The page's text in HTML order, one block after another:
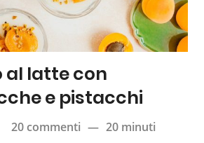
al latte con
e pistacchi
20 commenti — 20 minuti